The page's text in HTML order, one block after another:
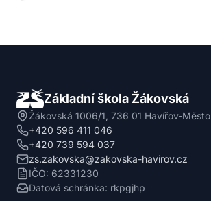
Základní škola Žákovská
Žákovská 1006/1, 736 01 Havířov-Město
+420 596 411 046
+420 739 594 037
zs.zakovska@zakovska-havirov.cz
IČO: 62331230
Datová schránka: rkpgjhp